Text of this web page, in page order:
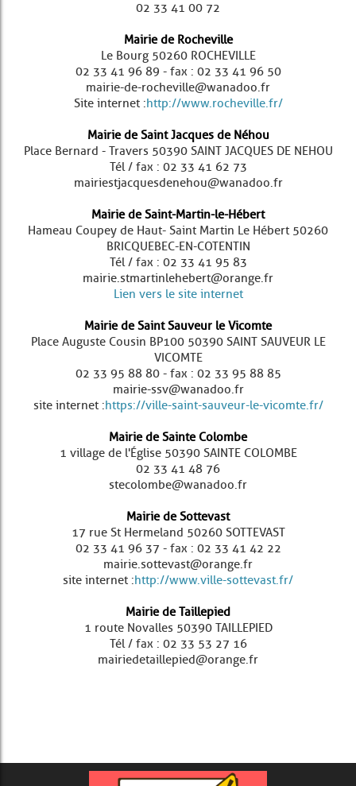
02 33 41 00 72
Mairie de Rocheville
Le Bourg 50260 ROCHEVILLE
02 33 41 96 89 - fax : 02 33 41 96 50
mairie-de-rocheville@wanadoo.fr
Site internet :http://www.rocheville.fr/
Mairie de Saint Jacques de Néhou
Place Bernard - Travers 50390 SAINT JACQUES DE NEHOU
Tél / fax : 02 33 41 62 73
mairiestjacquesdenehou@wanadoo.fr
Mairie de Saint-Martin-le-Hébert
Hameau Coupey de Haut - Saint Martin Le Hébert 50260
BRICQUEBEC-EN-COTENTIN
Tél / fax : 02 33 41 95 83
mairie.stmartinlehebert@orange.fr
Lien vers le site internet
Mairie de Saint Sauveur le Vicomte
Place Auguste Cousin BP100 50390 SAINT SAUVEUR LE
VICOMTE
02 33 95 88 80 - fax : 02 33 95 88 85
mairie-ssv@wanadoo.fr
site internet :https://ville-saint-sauveur-le-vicomte.fr/​
Mairie de Sainte Colombe
1 village de l'Église 50390 SAINTE COLOMBE
02 33 41 48 76
stecolombe@wanadoo.fr
Mairie de Sottevast
17 rue St Hermeland 50260 SOTTEVAST
02 33 41 96 37 - fax : 02 33 41 42 22
mairie.sottevast@orange.fr
site internet :http://www.ville-sottevast.fr/​
Mairie de Taillepied
1 route Novalles 50390 TAILLEPIED
Tél / fax : 02 33 53 27 16
mairiedetaillepied@orange.fr